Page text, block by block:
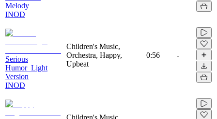
Melody
INOD
Serious
Humor_Light
Version
INOD
Children's Music,
Orchestra, Happy,
Upbeat
0:56 -
Children's Music,